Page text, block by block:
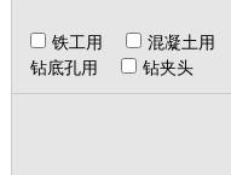
铁工用 混凝土用
钻底孔用
钻夹头